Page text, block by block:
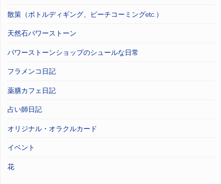
散策（ボトルディギング、ビーチコーミングetc.）
天然石パワーストーン
パワーストーンショップのシュールな日常
フラメンコ日記
薬膳カフェ日記
占い師日記
オリジナル・オラクルカード
イベント
花